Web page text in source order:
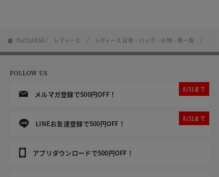
DoCLASSE レディース レディース 日傘・バッグ・小物・靴一覧
FOLLOW US
メルマガ登録で500円OFF！
8/31まで
LINEお友達登録で500円OFF！
8/31まで
アプリダウンロードで500円OFF！